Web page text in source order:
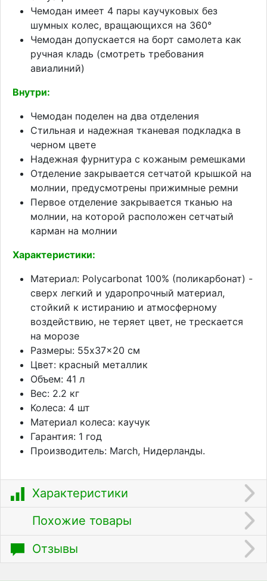
Чемодан имеет 4 пары каучуковых без
шумных колес, вращающихся на 360°
Чемодан допускается на борт самолета как
ручная кладь (смотреть требования
авиалиний)
Внутри:
Чемодан поделен на два отделения
Стильная и надежная тканевая подкладка в
черном цвете
Надежная фурнитура с кожаным ремешками
Отделение закрывается сетчатой крышкой на
молнии, предусмотрены прижимные ремни
Первое отделение закрывается тканью на
молнии, на которой расположен сетчатый
карман на молнии
Характеристики:
Материал: Polycarbonat 100% (поликарбонат) -
сверх легкий и ударопрочный материал,
стойкий к истиранию и атмосферному
воздействию, не теряет цвет, не трескается
на морозе
Размеры: 55x37x20 см
Цвет: красный металлик
Объем: 41 л
Вес: 2.2 кг
Колеса: 4 шт
Материал колеса: каучук
Гарантия: 1 год
Производитель: March, Нидерланды.
Характеристики
Похожие товары
Отзывы